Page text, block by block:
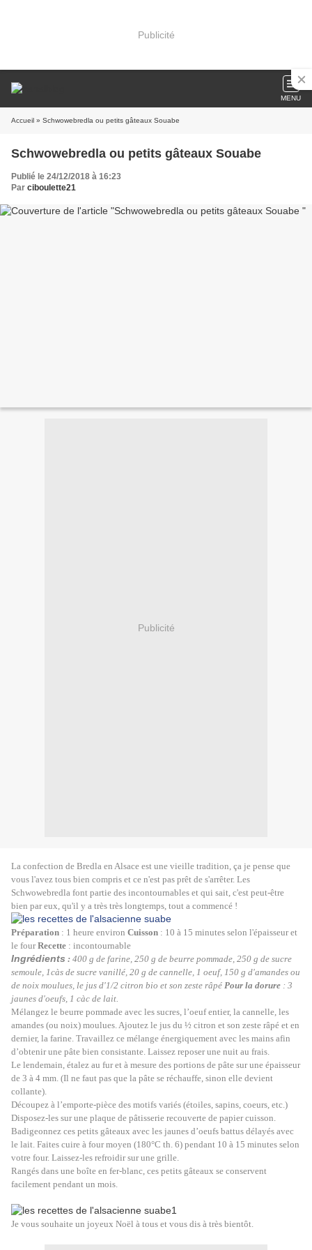
Publicité
MENU
Accueil » Schwowebredla ou petits gâteaux Souabe
Schwowebredla ou petits gâteaux Souabe
Publié le 24/12/2018 à 16:23
Par ciboulette21
Publicité
La confection de Bredla en Alsace est une vieille tradition, ça je pense que
vous l'avez tous bien compris et ce n'est pas prêt de s'arrêter. Les
Schwowebredla font partie des incontournables et qui sait, c'est peut-être
bien par eux, qu'il y a très très longtemps, tout a commencé !
Préparation : 1 heure environ Cuisson : 10 à 15 minutes selon l'épaisseur et
le fourRecette : incontournable
Ingrédients : 400 g de farine, 250 g de beurre pommade, 250 g de sucre
semoule, 1càs de sucre vanillé, 20 g de cannelle, 1 oeuf, 150 g d'amandes ou
de noix moulues, le jus d'1/2 citron bio et son zeste râpé Pour la dorure : 3
jaunes d'oeufs, 1 càc de lait.
Mélangez le beurre pommade avec les sucres, l’oeuf entier, la cannelle, les
amandes (ou noix) moulues. Ajoutez le jus du ½ citron et son zeste râpé et en
dernier, la farine. Travaillez ce mélange énergiquement avec les mains afin
d’obtenir une pâte bien consistante. Laissez reposer une nuit au frais.
Le lendemain, étalez au fur et à mesure des portions de pâte sur une épaisseur
de 3 à 4 mm. (Il ne faut pas que la pâte se réchauffe, sinon elle devient
collante).
Découpez à l’emporte-pièce des motifs variés (étoiles, sapins, coeurs, etc.)
Disposez-les sur une plaque de pâtisserie recouverte de papier cuisson.
Badigeonnez ces petits gâteaux avec les jaunes d’oeufs battus délayés avec
le lait. Faites cuire à four moyen (180°C th. 6) pendant 10 à 15 minutes selon
votre four. Laissez-les refroidir sur une grille.
Rangés dans une boîte en fer-blanc, ces petits gâteaux se conservent
facilement pendant un mois.
Je vous souhaite un joyeux Noël à tous et vous dis à très bientôt.